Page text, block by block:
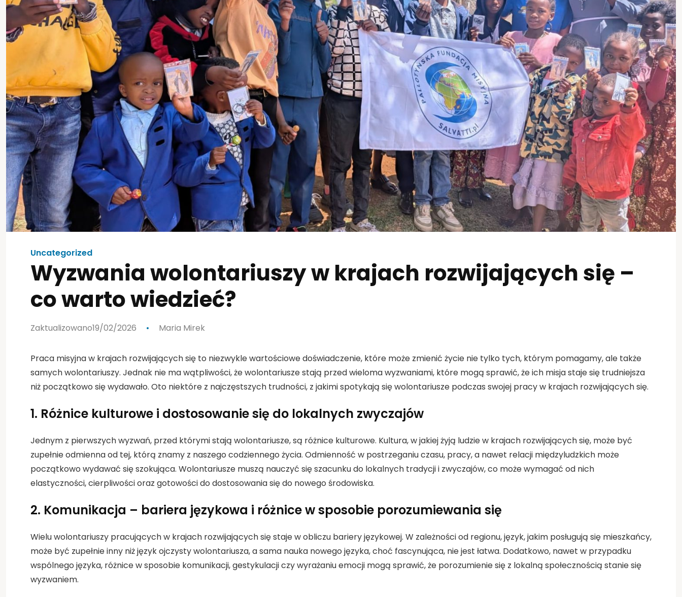
Uncategorized
Wyzwania wolontariuszy w krajach rozwijających się –
co warto wiedzieć?
Zaktualizowano19/02/2026 Maria Mirek
Praca misyjna w krajach rozwijających się to niezwykle wartościowe doświadczenie, które może zmienić życie nie tylko tych, którym pomagamy, ale także
samych wolontariuszy. Jednak nie ma wątpliwości, że wolontariusze stają przed wieloma wyzwaniami, które mogą sprawić, że ich misja staje się trudniejsza
niż początkowo się wydawało. Oto niektóre z najczęstszych trudności, z jakimi spotykają się wolontariusze podczas swojej pracy w krajach rozwijających się.
1. Różnice kulturowe i dostosowanie się do lokalnych zwyczajów
Jednym z pierwszych wyzwań, przed którymi stają wolontariusze, są różnice kulturowe. Kultura, w jakiej żyją ludzie w krajach rozwijających się, może być
zupełnie odmienna od tej, którą znamy z naszego codziennego życia. Odmienność w postrzeganiu czasu, pracy, a nawet relacji międzyludzkich może
początkowo wydawać się szokująca. Wolontariusze muszą nauczyć się szacunku do lokalnych tradycji i zwyczajów, co może wymagać od nich
elastyczności, cierpliwości oraz gotowości do dostosowania się do nowego środowiska.
2. Komunikacja – bariera językowa i różnice w sposobie porozumiewania się
Wielu wolontariuszy pracujących w krajach rozwijających się staje w obliczu bariery językowej. W zależności od regionu, język, jakim posługują się mieszkańcy,
może być zupełnie inny niż język ojczysty wolontariusza, a sama nauka nowego języka, choć fascynująca, nie jest łatwa. Dodatkowo, nawet w przypadku
wspólnego języka, różnice w sposobie komunikacji, gestykulacji czy wyrażaniu emocji mogą sprawić, że porozumienie się z lokalną społecznością stanie się
wyzwaniem.